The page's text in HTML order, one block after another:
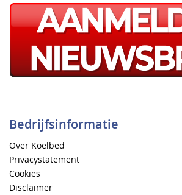
Bedrijfsinformatie
Over Koelbed
Privacystatement
Cookies
Disclaimer